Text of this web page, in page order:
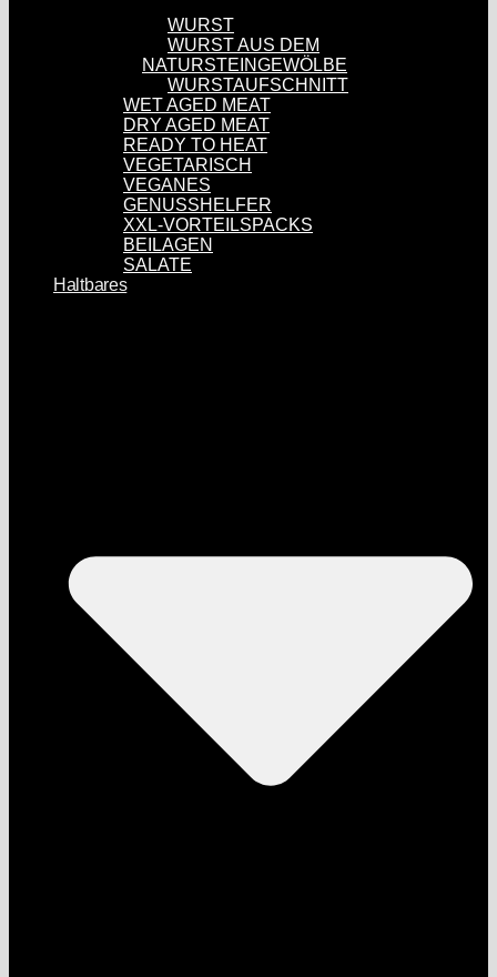
WURST
WURST AUS DEM
NATURSTEINGEWÖLBE
WURSTAUFSCHNITT
WET AGED MEAT
DRY AGED MEAT
READY TO HEAT
VEGETARISCH
VEGANES
GENUSSHELFER
XXL-VORTEILSPACKS
BEILAGEN
SALATE
Haltbares